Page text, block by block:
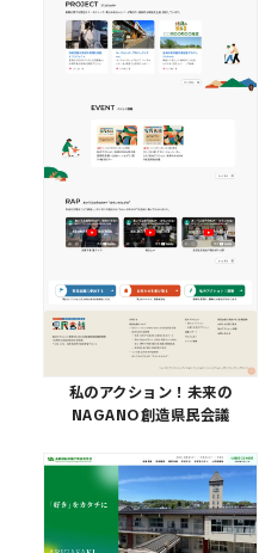
私のアクション！未来の
NAGANO創造県民会議